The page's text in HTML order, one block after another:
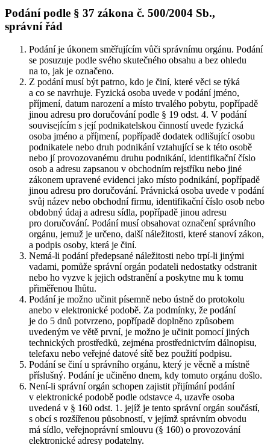
Podání podle § 37 zákona č. 500/2004 Sb.,
správní řád
Podání je úkonem směřujícím vůči správnímu orgánu. Podání
se posuzuje podle svého skutečného obsahu a bez ohledu
na to, jak je označeno.
Z podání musí být patrno, kdo je činí, které věci se týká
a co se navrhuje. Fyzická osoba uvede v podání jméno,
příjmení, datum narození a místo trvalého pobytu, popřípadě
jinou adresu pro doručování podle § 19 odst. 4. V podání
souvisejícím s její podnikatelskou činností uvede fyzická
osoba jméno a příjmení, popřípadě dodatek odlišující osobu
podnikatele nebo druh podnikání vztahující se k této osobě
nebo jí provozovanému druhu podnikání, identifikační číslo
osob a adresu zapsanou v obchodním rejstříku nebo jiné
zákonem upravené evidenci jako místo podnikání, popřípadě
jinou adresu pro doručování. Právnická osoba uvede v podání
svůj název nebo obchodní firmu, identifikační číslo osob nebo
obdobný údaj a adresu sídla, popřípadě jinou adresu
pro doručování. Podání musí obsahovat označení správního
orgánu, jemuž je určeno, další náležitosti, které stanoví zákon,
a podpis osoby, která je činí.
Nemá-li podání předepsané náležitosti nebo trpí-li jinými
vadami, pomůže správní orgán podateli nedostatky odstranit
nebo ho vyzve k jejich odstranění a poskytne mu k tomu
přiměřenou lhůtu.
Podání je možno učinit písemně nebo ústně do protokolu
anebo v elektronické podobě. Za podmínky, že podání
je do 5 dnů potvrzeno, popřípadě doplněno způsobem
uvedeným ve větě první, je možno je učinit pomocí jiných
technických prostředků, zejména prostřednictvím dálnopisu,
telefaxu nebo veřejné datové sítě bez použití podpisu.
Podání se činí u správního orgánu, který je věcně a místně
příslušný. Podání je učiněno dnem, kdy tomuto orgánu došlo.
Není-li správní orgán schopen zajistit přijímání podání
v elektronické podobě podle odstavce 4, uzavře osoba
uvedená v § 160 odst. 1. jejíž je tento správní orgán součástí,
s obcí s rozšířenou působností, v jejímž správním obvodu
má sídlo, veřejnoprávní smlouvu (§ 160) o provozování
elektronické adresy podatelny.